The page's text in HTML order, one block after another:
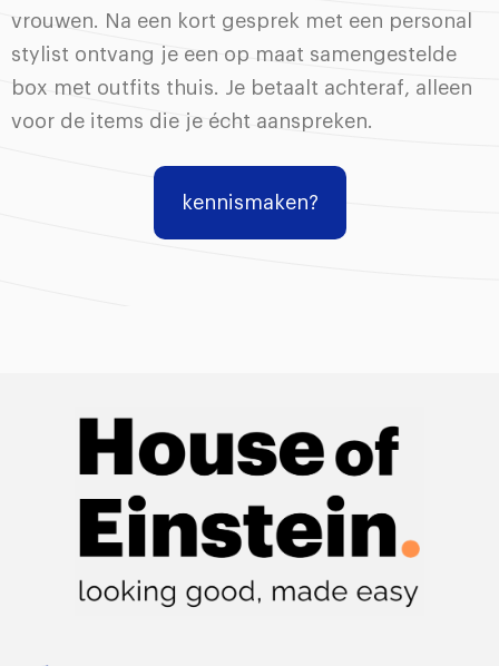
vrouwen. Na een kort gesprek met een personal
stylist ontvang je een op maat samengestelde
box met outfits thuis. Je betaalt achteraf, alleen
voor de items die je écht aanspreken.
kennismaken?